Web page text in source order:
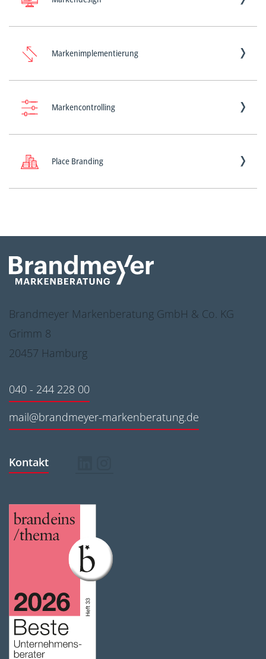
Markenimplementierung
Markencontrolling
Place Branding
Brandmeyer Markenberatung GmbH & Co. KG
Grimm 8
20457 Hamburg
040 - 244 228 00
mail@brandmeyer-markenberatung.de
Kontakt